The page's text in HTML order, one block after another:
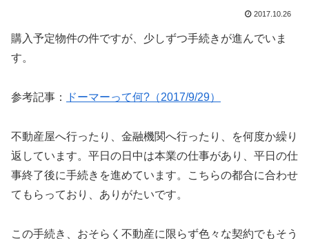
2017.10.26
購入予定物件の件ですが、少しずつ手続きが進んでいま
す。
参考記事： ドーマーって何?（2017/9/29）
不動産屋へ行ったり、金融機関へ行ったり、を何度か繰り
返しています。平日の日中は本業の仕事があり、平日の仕
事終了後に手続きを進めています。こちらの都合に合わせ
てもらっており、ありがたいです。
この手続き、おそらく不動産に限らず色々な契約でもそう